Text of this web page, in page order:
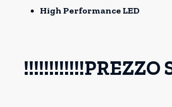
High Performance LED
!!!!!!!!!!!!PREZZO